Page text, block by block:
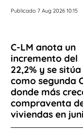
Publicado 7 Aug 2026 10:15
C-LM anota un
incremento del
22,2% y se sitúa
como segunda
donde más
compraventa
viviendas en